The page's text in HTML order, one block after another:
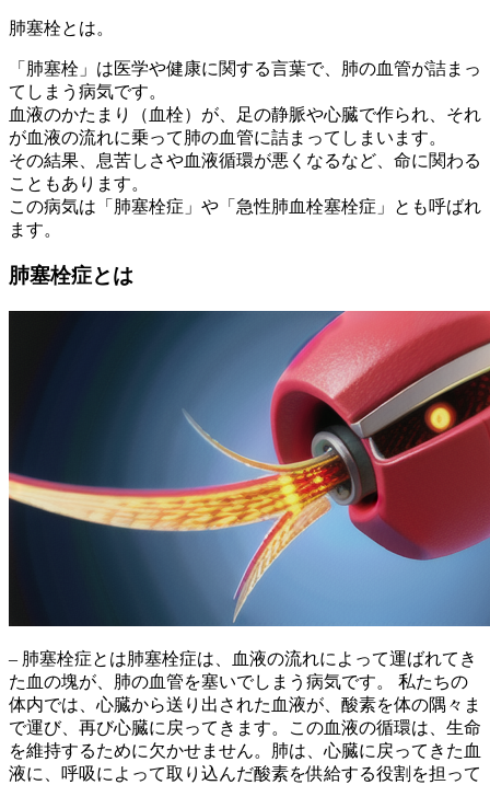
肺塞栓とは。
「肺塞栓」は医学や健康に関する言葉で、肺の血管が詰まっ
てしまう病気です。
血液のかたまり（血栓）が、足の静脈や心臓で作られ、それ
が血液の流れに乗って肺の血管に詰まってしまいます。
その結果、息苦しさや血液循環が悪くなるなど、命に関わる
こともあります。
この病気は「肺塞栓症」や「急性肺血栓塞栓症」とも呼ばれ
ます。
肺塞栓症とは
– 肺塞栓症とは肺塞栓症は、
血液の流れによって運ばれてき
た血の塊が、肺の血管を塞いでしまう病気です。 私たちの
体内では、心臓から送り出された血液が、酸素を体の隅々ま
で運び、再び心臓に戻ってきます。この血液の循環は、生命
を維持するために欠かせません。肺は、心臓に戻ってきた血
液に、呼吸によって取り込んだ酸素を供給する役割を担って